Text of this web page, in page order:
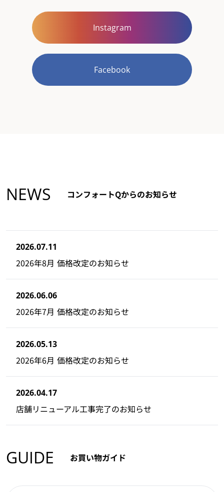
Instagram
Facebook
NEWS コンフォートQからのお知らせ
2026.07.11
2026年8月 価格改定のお知らせ
2026.06.06
2026年7月 価格改定のお知らせ
2026.05.13
2026年6月 価格改定のお知らせ
2026.04.17
店舗リニューアル工事完了のお知らせ
GUIDE お買い物ガイド